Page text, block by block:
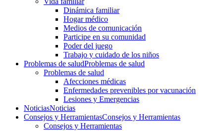
Dinámica familiar
Hogar médico
Medios de comunicación
Participe en su comunidad
Poder del juego
Trabajo y cuidado de los niños
Problemas de saludProblemas de salud
Problemas de salud
Afecciones médicas
Enfermedades prevenibles por vacunación
Lesiones y Emergencias
NoticiasNoticias
Consejos y HerramientasConsejos y Herramientas
Consejos y Herramientas